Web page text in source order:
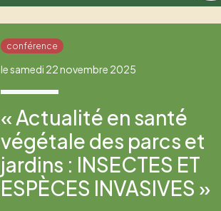
conférence
le samedi 22 novembre 2025
« Actualité en santé
végétale des parcs et
jardins : INSECTES ET
ESPÈCES INVASIVES »